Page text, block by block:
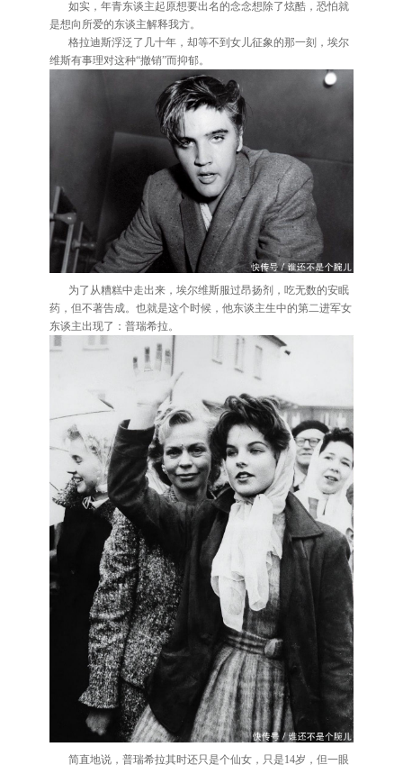
如实，年青东谈主起原想要出名的念念想除了炫酷，恐怕就
是想向所爱的东谈主解释我方。
格拉迪斯浮泛了几十年，却等不到女儿征象的那一刻，埃尔
维斯有事理对这种“撤销”而抑郁。
为了从糟糕中走出来，埃尔维斯服过昂扬剂，吃无数的安眠
药，但不著告成。也就是这个时候，他东谈主生中的第二进军女
东谈主出现了：普瑞希拉。
简直地说，普瑞希拉其时还只是个仙女，只是14岁，但一眼